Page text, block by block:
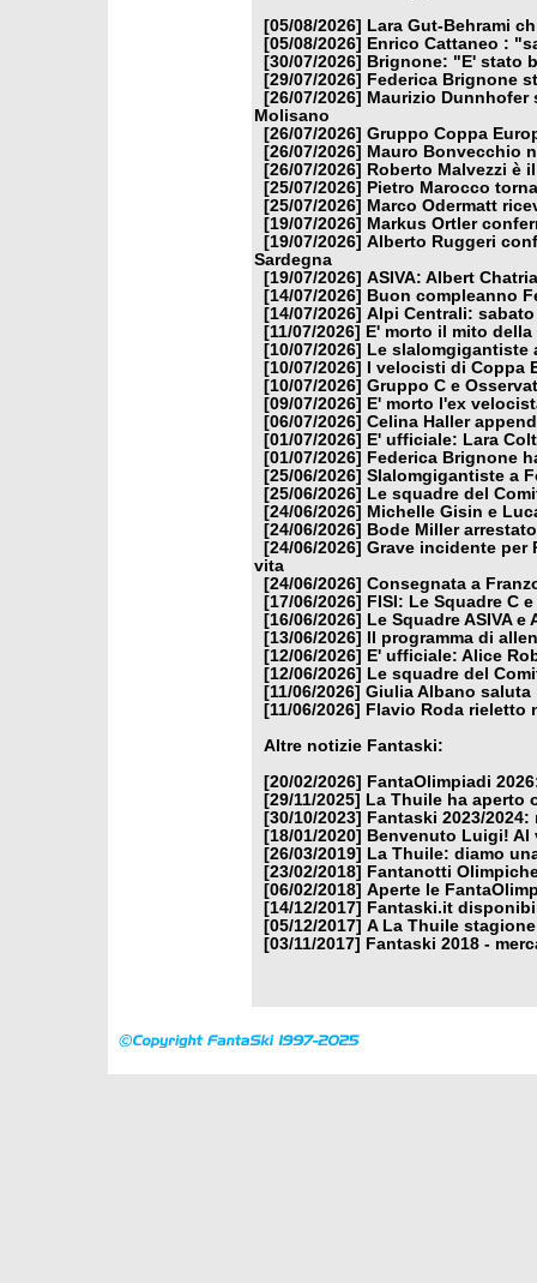
[05/08/2026]
Lara Gut-Behrami
[05/08/2026]
Enrico Cattaneo :
[30/07/2026]
Brignone: "E' stato
[29/07/2026]
Federica Brignone
[26/07/2026] Maurizio Dunnhofer
Molisano
[26/07/2026] Gruppo Coppa
[26/07/2026] Mauro Bonvecchio
[26/07/2026]
Roberto Malvezzi è
[25/07/2026]
Pietro Marocco
[25/07/2026] Marco Odermatt
[19/07/2026] Markus Ortler
[19/07/2026] Alberto Ruggeri
Sardegna
[19/07/2026] ASIVA: Albert
[14/07/2026]
Buon compleanno
[14/07/2026] Alpi Centrali:
[11/07/2026]
E' morto il mito
[10/07/2026]
Le
[10/07/2026]
I velocisti di Coppa
[10/07/2026] Gruppo C e
[09/07/2026]
E' morto l'ex
[06/07/2026] Celina Haller
[01/07/2026]
E' ufficiale: Lara
[01/07/2026]
Federica Brignone
[25/06/2026] Slalomgigantiste a
[25/06/2026]
Le squadre del
[24/06/2026] Michelle Gisin e
[24/06/2026]
Bode Miller
[24/06/2026] Grave incidente per
vita
[24/06/2026] Consegnata a
[17/06/2026]
FISI: Le Squadre C
[16/06/2026]
Le Squadre ASIVA
[13/06/2026]
Il programma di
[12/06/2026]
E' ufficiale: Alice
[12/06/2026]
Le squadre del
[11/06/2026] Giulia Albano saluta
[11/06/2026]
Flavio Roda rieletto
Altre notizie Fantaski:
[20/02/2026]
FantaOlimpiadi
[29/11/2025]
La Thuile ha aperto
[30/10/2023]
Fantaski 2023/
[18/01/2020]
Benvenuto Luigi! Al
[26/03/2019]
La Thuile: diamo
[23/02/2018]
Fantanotti
[06/02/2018] Aperte le
[14/12/2017]
Fantaski.it
[05/12/2017] A La Thuile
[03/11/2017]
Fantaski 2018 -